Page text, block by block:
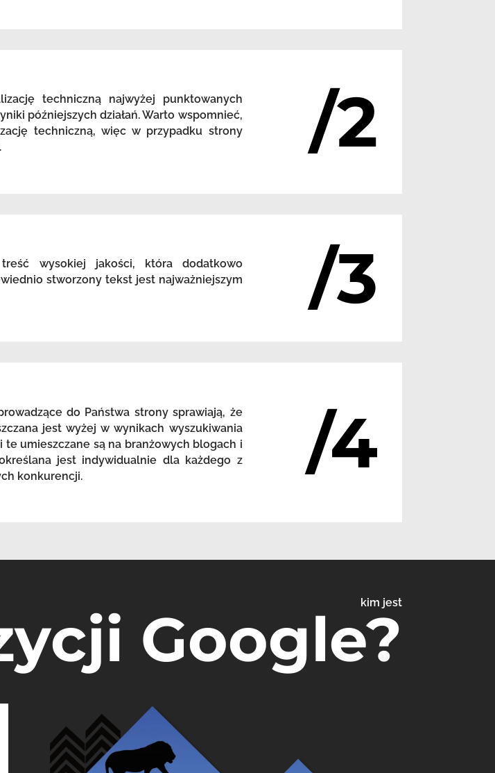
techniczną najwyżej punktowanych
późniejszych działań. Warto wspomnieć,
techniczną, więc w przypadku strony
/2
wysokiej jakości, która dodatkowo
stworzony tekst jest najważniejszym
/3
do Państwa strony sprawiają, że
jest wyżej w wynikach wyszukiwania
umieszczane są na branżowych blogach i
jest indywidualnie dla każdego z
konkurencji.
/4
kim jest
Google?